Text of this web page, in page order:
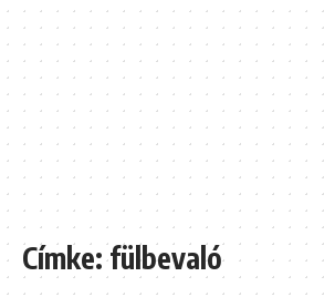
Címke:fülbevaló